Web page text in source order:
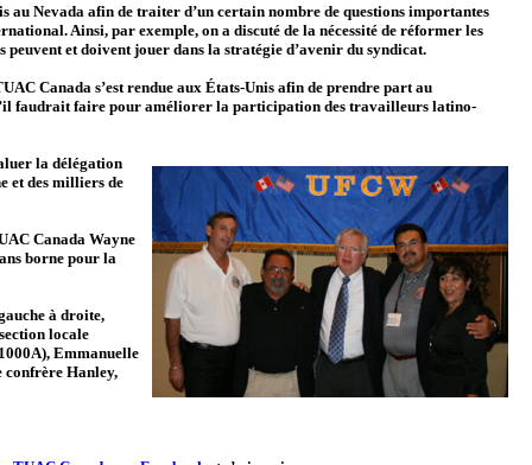
au Nevada afin de traiter d’un certain nombre de questions importantes
Ainsi, par exemple, on a discuté de la nécessité de réformer les
et doivent jouer dans la stratégie d’avenir du syndicat.
Canada s’est rendue aux États-Unis afin de prendre part au
faudrait faire pour améliorer la participation des travailleurs latino-
la délégation
et des milliers de
Canada Wayne
borne pour la
à droite,
locale
Emmanuelle
confrère Hanley,